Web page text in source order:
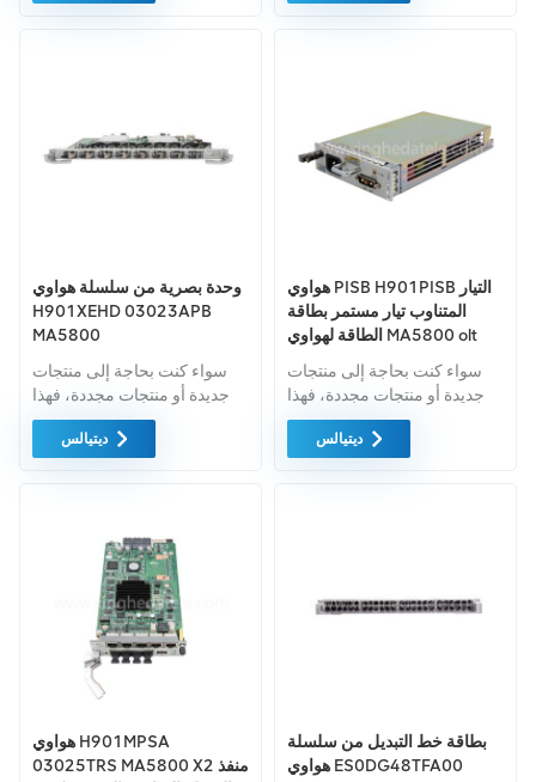
توفير كل هذه بأفضل الأسعار
توفير كل هذه بأفضل الأسعار
وحدة بصرية من سلسلة هواوي
H901XEHD 03023APB
MA5800
سواء كنت بحاجة إلى منتجات
جديدة أو منتجات مجددة، فهذا
أمر شامل الضمان كمعيار. نحن
فقط نشتري معدات السوق
توفير كل هذه بأفضل الأسعار
ديتيالس
هواوي PISB H901PISB التيار
المتناوب تيار مستمر بطاقة
الطاقة لهواوي MA5800 olt
ma5800-x2 H901PISB
سواء كنت بحاجة إلى منتجات
جديدة أو منتجات مجددة، فهذا
أمر شامل الضمان كمعيار. نحن
فقط نشتري معدات السوق
توفير كل هذه بأفضل الأسعار
ديتيالس
هواوي H901MPSA
03025TRS MA5800 X2 منفذ
بطاقة خط التبديل من سلسلة
هواوي ES0DG48TFA00